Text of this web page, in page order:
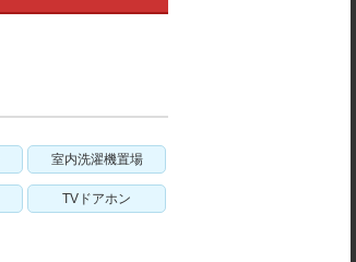
室内洗濯機置場
TVドアホン